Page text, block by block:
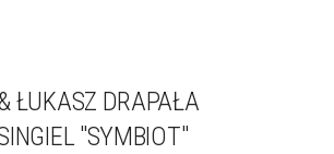
ŁUKASZ DRAPAŁA
"SYMBIOT"